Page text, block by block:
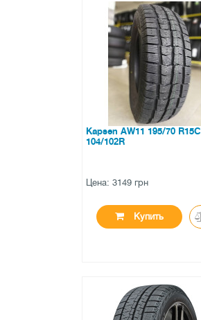
в наличии
0 отзывов
Kapsen AW11 195/70 R15C
104/102R
Цена: 3149 грн
Купить
в наличии